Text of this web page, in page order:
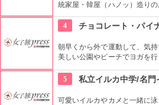
統家屋・韓屋（ハノッ）造り
さにお茶の博物館だけあり、
び、優雅な気分でお茶を味わ
4
朝早くから外で運動して、気
美しい公園やビーチでヨガを
芝生エリアで無料のヨガレッ
コチラもぜひ。
5 私立イルカ中学/名門
可愛いイルカやカメと一緒に